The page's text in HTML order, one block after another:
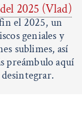
2025 (Vlad)
el 2025, un
geniales y
sublimes, así
preámbulo aquí